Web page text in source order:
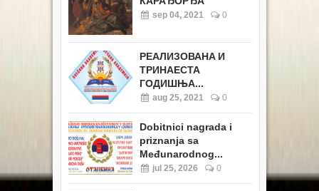
sep 04, 2021 0
РЕАЛИЗОВАНA И
ТРИНАЕСТА
ГОДИШЊА...
aug 25, 2021 0
Dobitnici nagrada i
priznanja sa
Međunarodnog...
jul 25, 2026 0